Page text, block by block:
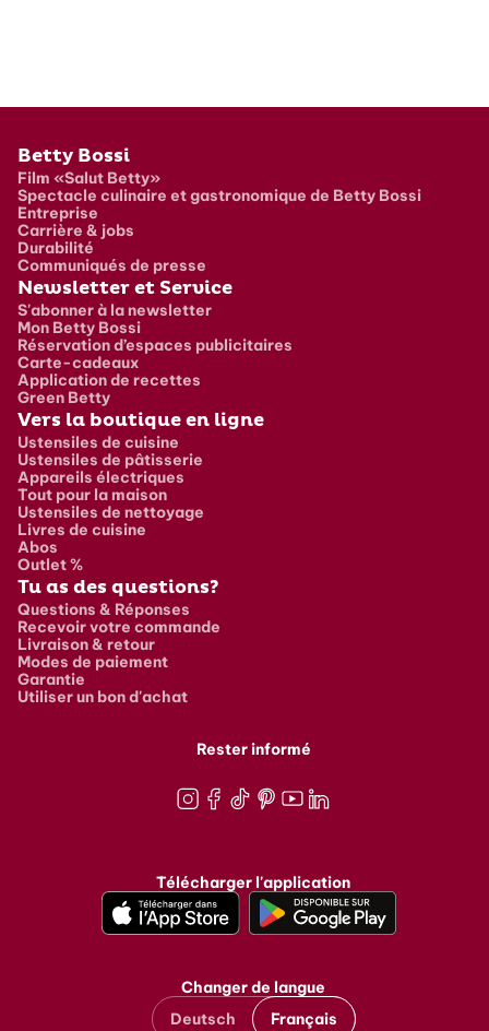
Pied de page
Betty Bossi
Film «Salut Betty»
Spectacle culinaire et gastronomique de Betty Bossi
Entreprise
Carrière & jobs
Durabilité
Communiqués de presse
Newsletter et Service
S'abonner à la newsletter
Mon Betty Bossi
Réservation d’espaces publicitaires
Carte-cadeaux
Application de recettes
Green Betty
Vers la boutique en ligne
Ustensiles de cuisine
Ustensiles de pâtisserie
Appareils électriques
Tout pour la maison
Ustensiles de nettoyage
Livres de cuisine
Abos
Outlet %
Tu as des questions?
Questions & Réponses
Recevoir votre commande
Livraison & retour
Modes de paiement
Garantie
Utiliser un bon d'achat
Rester informé
Télécharger l'application
Changer de langue
Deutsch
Français